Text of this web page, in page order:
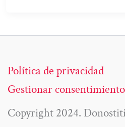
Política de privacidad
Gestionar
Copyright 2024.